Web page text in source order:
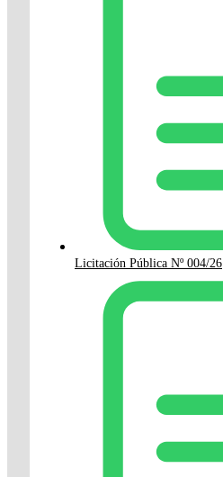
Licitación Pública Nº 004/26